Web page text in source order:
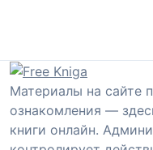
Материалы на сайте
ознакомления —
книги онлайн.